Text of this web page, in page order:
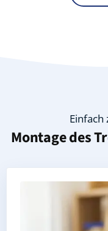
Montage des
Persönliche